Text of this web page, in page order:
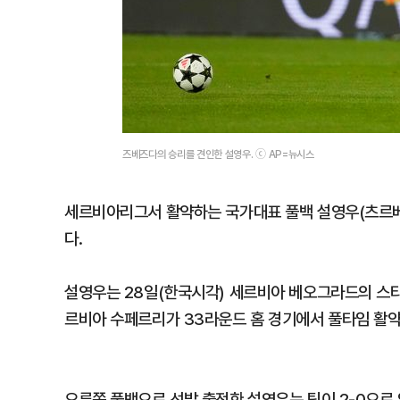
즈베즈다의 승리를 견인한 설영우. ⓒ AP=뉴시스
세르비아리그서 활약하는 국가대표 풀백 설영우(츠
다.
설영우는 28일(한국시각) 세르비아 베오그라드의
르비아 수페르리가 33라운드 홈 경기에서 풀타임 활